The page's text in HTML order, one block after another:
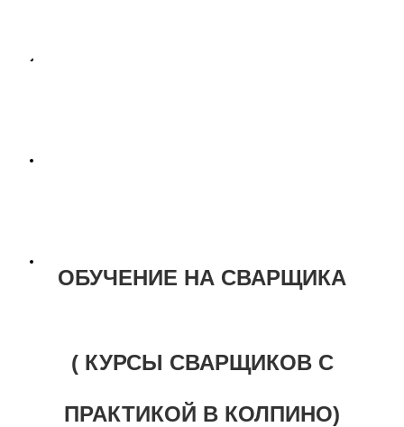
СВАРЩИКОВ
ОБУЧЕНИЕ НА СВАРЩИКА
( КУРСЫ СВАРЩИКОВ С
ПРАКТИКОЙ В КОЛПИНО)